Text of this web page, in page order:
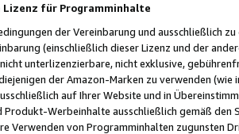
Lizenz für Programminhalte
der Vereinbarung und ausschließlich
(einschließlich dieser Lizenz und der
unterlizenzierbare, nicht exklusive,
der Amazon-Marken zu verwenden
auf Ihrer Website und in
Produkt-Werbeinhalte ausschließlich gemäß
Verwenden von Programminhalten zugunsten